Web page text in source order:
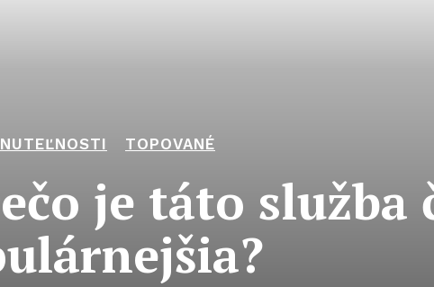
TOPOVANÉ
je táto služba